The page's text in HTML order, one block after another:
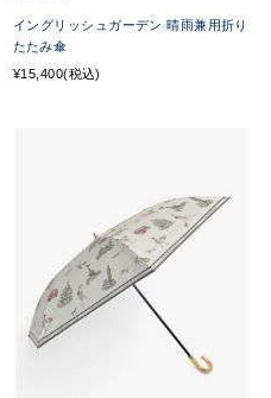
イングリッシュガーデン 晴雨兼用折り
たたみ傘
¥15,400(税込)